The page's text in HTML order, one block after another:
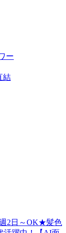
ー
結
週2日～OK★髪色